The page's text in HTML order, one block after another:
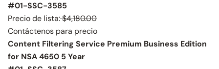
#01-SSC-3585
Precio de lista:$4,180.00
Contáctenos para precio
Content Filtering Service Premium Business Edition
for NSA 4650 5 Year